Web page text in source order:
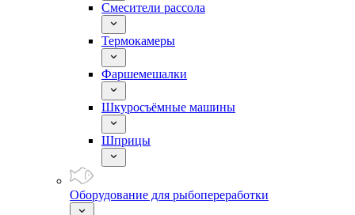
Смесители рассола
Термокамеры
Фаршемешалки
Шкуросъёмные машины
Шприцы
Оборудование для рыбопереработки